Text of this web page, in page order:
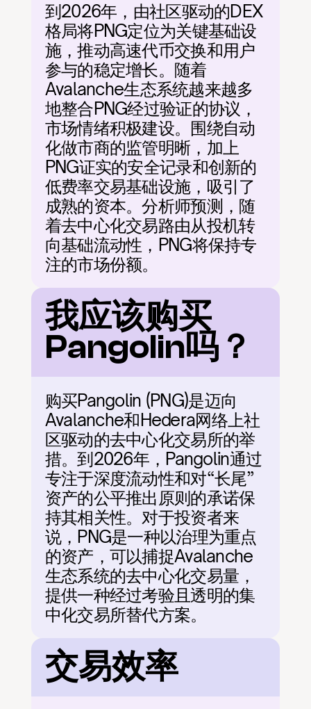
到2026年，由社区驱动的DEX
格局将PNG定位为关键基础设
施，推动高速代币交换和用户
参与的稳定增长。随着
Avalanche生态系统越来越多
地整合PNG经过验证的协议，
市场情绪积极建设。围绕自动
化做市商的监管明晰，加上
PNG证实的安全记录和创新的
低费率交易基础设施，吸引了
成熟的资本。分析师预测，随
着去中心化交易路由从投机转
向基础流动性，PNG将保持专
注的市场份额。
我应该购买
Pangolin吗？
购买Pangolin (PNG)是迈向
Avalanche和Hedera网络上社
区驱动的去中心化交易所的举
措。到2026年，Pangolin通过
专注于深度流动性和对“长尾”
资产的公平推出原则的承诺保
持其相关性。对于投资者来
说，PNG是一种以治理为重点
的资产，可以捕捉Avalanche
生态系统的去中心化交易量，
提供一种经过考验且透明的集
中化交易所替代方案。
交易效率